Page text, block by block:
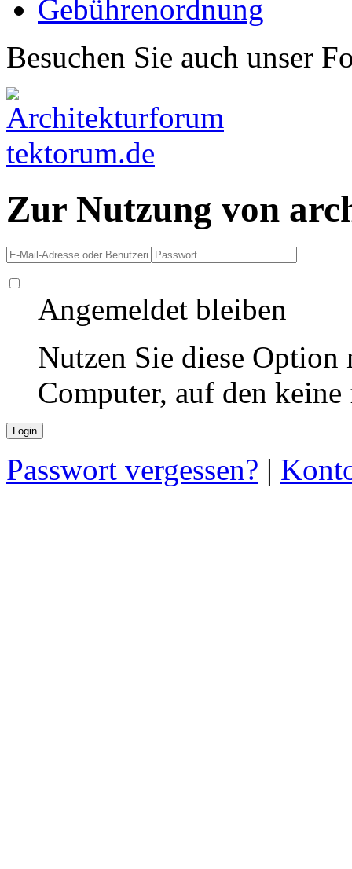
Gebührenordnung
Besuchen Sie auch unser
Zur Nutzung von
Angemeldet bleiben
Nutzen Sie diese
Computer, auf den
Passwort vergessen? |